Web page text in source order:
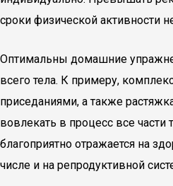
сроки физической активности
Оптимальны домашние
всего тела. К примеру,
приседаниями, а также
вовлекать в процесс все части
благоприятно отражается на
числе и на репродуктивной